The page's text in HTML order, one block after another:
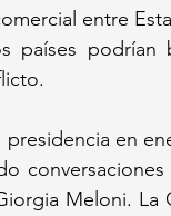
entre
países podrían
en
Meloni. La